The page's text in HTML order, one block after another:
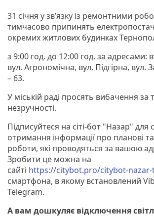
31 січня у зв’язку із ремонтними
тимчасово припинять
окремих житлових будинках
з 9:00 год. до 12:00 год. за адресами:
вул. Агрономічна, вул. Підгірна, вул.
– 63.
У міській раді просять вибачення за
незручності.
Підписуйтеся на сіті-бот "Назар" для
отримання інформації про планові та
роботи, які проводяться за вашою
Зробити це можна на
сайті https://citybot.pro/citybot-
смартфона, в якому встановлений
Telegram.
А вам дошкуляє відключення